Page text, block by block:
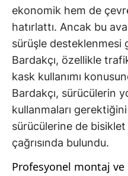
ekonomik hem de
hatırlattı. Ancak bu
sürüşle desteklenmesi
Bardakçı, özellikle
kask kullanımı
Bardakçı, sürücülerin
kullanmaları
sürücülerine de bisiklet
çağrısında bulundu.
Profesyonel montaj